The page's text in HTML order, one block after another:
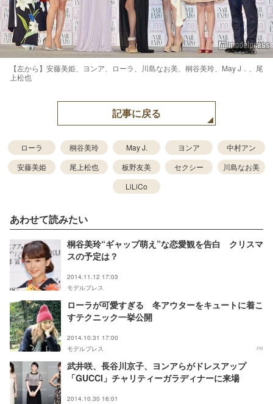
【左から】安藤美姫、ヨンア、ローラ、川島なお美、桐谷美玲、May J．、尾
上松也
記事に戻る
ローラ 桐谷美玲 May J. ヨンア
中村アン
安藤美姫
尾上松也 板野友美 セクシー
川島なお美
LiLiCo
あわせて読みたい
桐谷美玲“ギャップ萌え”な恋愛観を告白 クリスマ
スの予定は？
2014.11.12 17:03
モデルプレス
ローラが可愛すぎる 冬アウターをキュートに着こ
すテクニック一挙公開
2014.10.31 17:00
モデルプレス
PR
武井咲、長谷川京子、ヨンアらがドレスアップ
「GUCCI」チャリティーガラディナーに来場
2014.10.30 16:01